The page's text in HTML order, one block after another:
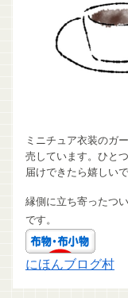
ミニチュア衣装のガ
売しています。ひと
届けできたら嬉しいで
縁側に立ち寄ったつ
です。
にほんブログ村